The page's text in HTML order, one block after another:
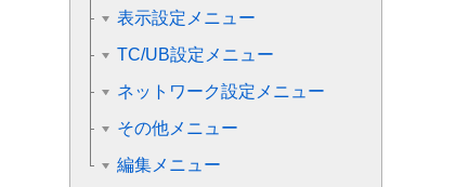
表示設定メニュー
TC/UB設定メニュー
ネットワーク設定メニュー
その他メニュー
編集メニュー